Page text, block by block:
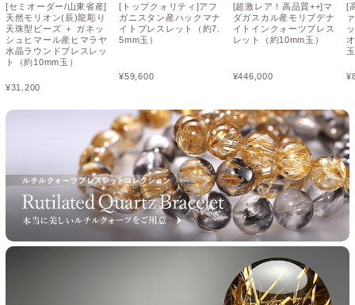
[セミオーダー/山東省産]
天然モリオン(辰)龍彫り
天珠型ビーズ ＋ ガネッ
シュヒマール産ヒマラヤ
水晶ラウンドブレスレッ
ト（約10mm玉）
¥31,200
[トップクォリティ]アフ
ガニスタン産ハックマナ
イトブレスレット（約7.
5mm玉）
¥59,600
[超激レア！高品質++]マ
ダガスカル産モリブデナ
イトインクォーツブレス
レット（約10mm玉）
¥446,000
[
¥